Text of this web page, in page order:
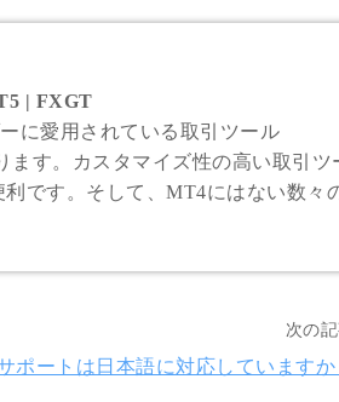
| FXGT
に愛用されている取引ツール
ます。カスタマイズ性の高い取引ツ
です。そして、MT4にはない数々
次の
ポートは日本語に対応していますか